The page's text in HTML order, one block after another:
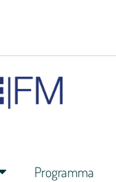
Programma